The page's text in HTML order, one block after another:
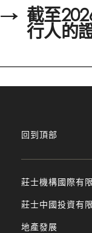
→ 截至
行人的
莊士機構國際有
莊士中國投資有
地產發展
回到頂部